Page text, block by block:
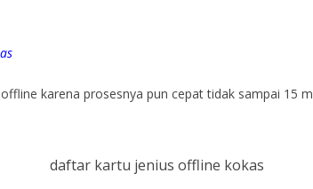
karena prosesnya pun cepat tidak sampai 15
daftar kartu jenius offline kokas